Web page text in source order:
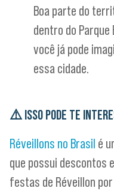
Boa parte do
dentro do Parque
você já pode
essa cidade.
⚠️ISSO PODE TE
Réveillons no Brasil é
que possui descontos
festas de Réveillon